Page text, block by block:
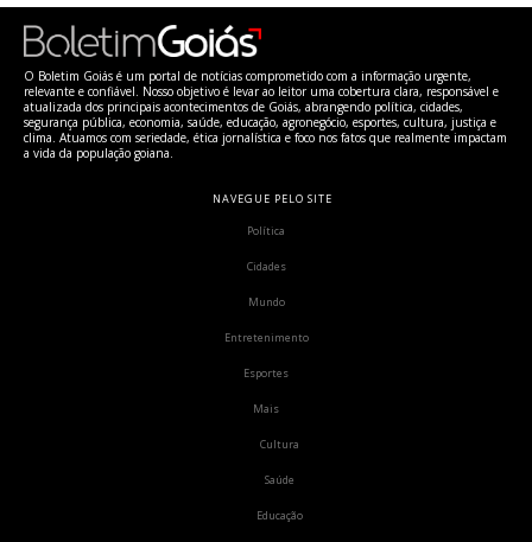
O Boletim Goiás é um portal de notícias comprometido com a informação urgente,
relevante e confiável. Nosso objetivo é levar ao leitor uma cobertura clara, responsável e
atualizada dos principais acontecimentos de Goiás, abrangendo política, cidades,
segurança pública, economia, saúde, educação, agronegócio, esportes, cultura, justiça e
clima. Atuamos com seriedade, ética jornalística e foco nos fatos que realmente impactam
a vida da população goiana.
NAVEGUE PELO SITE
Política
Cidades
Mundo
Entretenimento
Esportes
Mais
Cultura
Saúde
Educação